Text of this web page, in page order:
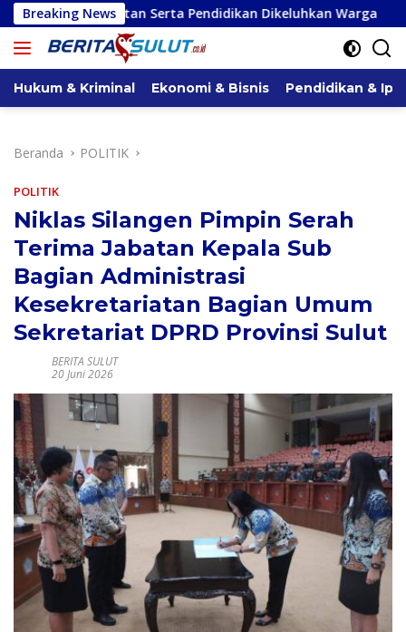
Langsung
ke
konten
Breaking News
Serta Pendidikan Dikeluhkan Warga Serap
Hukum & Kriminal Ekonomi & Bisnis Pendidikan &
Beranda POLITIK
POLITIK
Niklas Silangen Pimpin Serah
Terima Jabatan Kepala Sub
Bagian Administrasi
Kesekretariatan Bagian Umum
Sekretariat DPRD Provinsi Sulut
BERITA SULUT
20 Juni 2026